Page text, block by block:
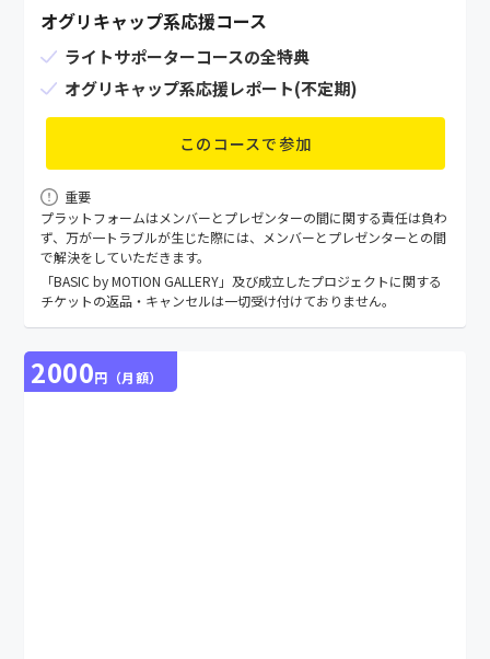
オグリキャップ系応援コース
ライトサポーターコースの全特典
オグリキャップ系応援レポート(不定期)
このコースで参加
重要
プラットフォームはメンバーとプレゼンターの間に関する責任は負わ
ず、万が⼀トラブルが⽣じた際には、メンバーとプレゼンターとの間
で解決をしていただきます。
「BASIC by MOTION GALLERY」及び成立したプロジェクトに関する
チケットの返品・キャンセルは一切受け付けておりません。
2000円（月額）